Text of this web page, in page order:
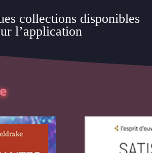
collections disponibles
l’application